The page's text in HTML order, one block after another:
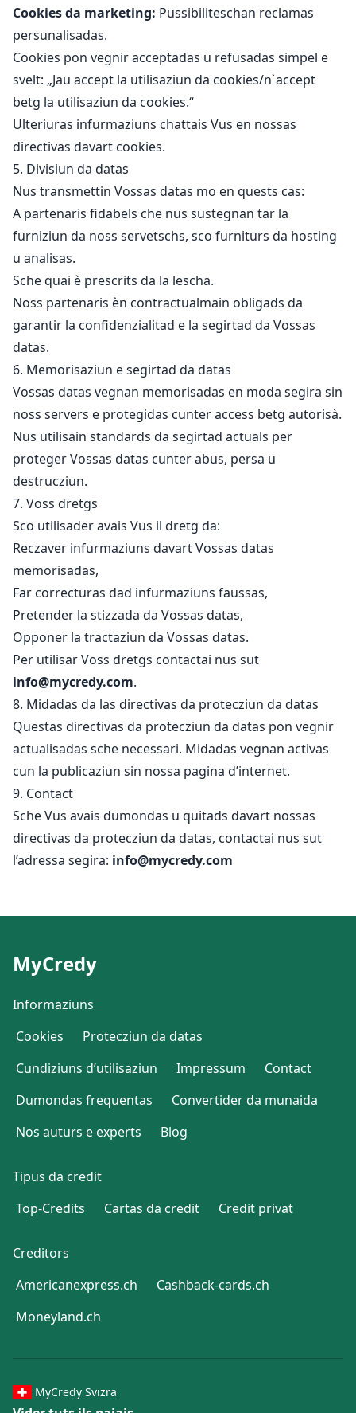
Cookies da marketing: Pussibiliteschan reclamas
persunalisadas.
Cookies pon vegnir acceptadas u refusadas simpel e
svelt: „Jau accept la utilisaziun da cookies/n`accept
betg la utilisaziun da cookies.“
Ulteriuras infurmaziuns chattais Vus en nossas
directivas davart cookies.
5. Divisiun da datas
Nus transmettin Vossas datas mo en quests cas:
A partenaris fidabels che nus sustegnan tar la
furniziun da noss servetschs, sco furniturs da hosting
u analisas.
Sche quai è prescrits da la lescha.
Noss partenaris èn contractualmain obligads da
garantir la confidenzialitad e la segirtad da Vossas
datas.
6. Memorisaziun e segirtad da datas
Vossas datas vegnan memorisadas en moda segira sin
noss servers e protegidas cunter access betg autorisà.
Nus utilisain standards da segirtad actuals per
proteger Vossas datas cunter abus, persa u
destrucziun.
7. Voss dretgs
Sco utilisader avais Vus il dretg da:
Reczaver infurmaziuns davart Vossas datas
memorisadas,
Far correcturas dad infurmaziuns faussas,
Pretender la stizzada da Vossas datas,
Opponer la tractaziun da Vossas datas.
Per utilisar Voss dretgs contactai nus sut
info@mycredy.com.
8. Midadas da las directivas da protecziun da datas
Questas directivas da protecziun da datas pon vegnir
actualisadas sche necessari. Midadas vegnan activas
cun la publicaziun sin nossa pagina d’internet.
9. Contact
Sche Vus avais dumondas u quitads davart nossas
directivas da protecziun da datas, contactai nus sut
l’adressa segira: info@mycredy.com
MyCredy
Informaziuns
Cookies
Protecziun da datas
Cundiziuns d’utilisaziun
Impressum
Contact
Dumondas frequentas
Convertider da munaida
Nos auturs e experts
Blog
Tipus da credit
Top-Credits
Cartas da credit Credit privat
Creditors
Americanexpress.ch
Cashback-cards.ch
Moneyland.ch
MyCredy Svizra